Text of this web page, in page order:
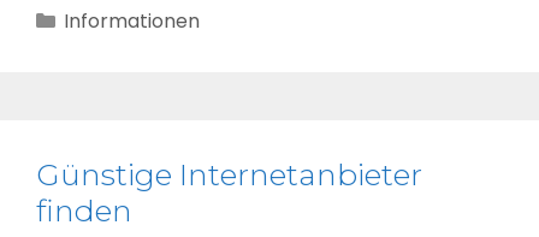
Kategorien
Informationen
Günstige Internetanbieter
finden